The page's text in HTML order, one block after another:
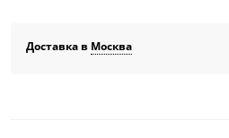
Доставка в Москва